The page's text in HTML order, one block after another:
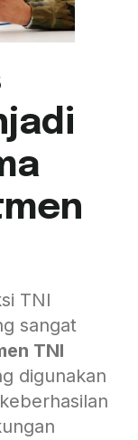
TNI
sangat
TNI
digunakan